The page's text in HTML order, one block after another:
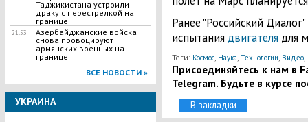
Таджикистана устроили
драку с перестрелкой на
границе
21:53
Азербайджанские войска
снова провоцируют
армянских военных на
границе
ВСЕ НОВОСТИ »
УКРАИНА
Ранее "Российский
испытания двигателя для
Теги: Космос, Наука Технологии Видео,
Присоединяйтесь к нам в
Telegram. Будьте в курсе
В закладки